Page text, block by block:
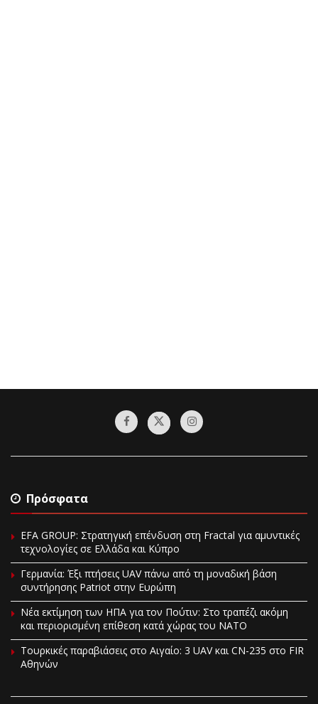
Πρόσφατα
EFA GROUP: Στρατηγική επένδυση στη Fractal για αμυντικές
τεχνολογίες σε Ελλάδα και Κύπρο
Γερμανία: Έξι πτήσεις UAV πάνω από τη μοναδική βάση
συντήρησης Patriot στην Ευρώπη
Νέα εκτίμηση των ΗΠΑ για τον Πούτιν: Στο τραπέζι ακόμη
και περιορισμένη επίθεση κατά χώρας του ΝΑΤΟ
Τουρκικές παραβιάσεις στο Αιγαίο: 3 UAV και CN-235 στο FIR
Αθηνών